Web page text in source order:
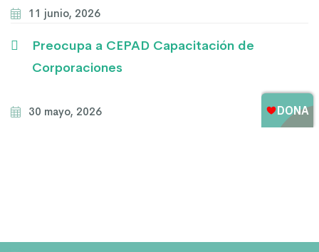
11 junio, 2026
Preocupa a CEPAD Capacitación de
Corporaciones
30 mayo, 2026